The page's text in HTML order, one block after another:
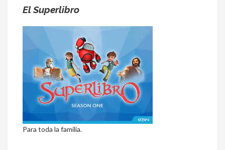
El Superlibro
Para toda la familia.